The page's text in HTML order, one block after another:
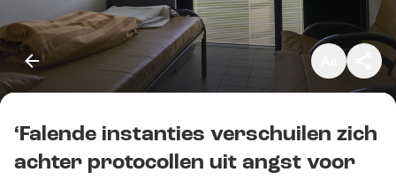
Groot
Kopieer link
‘Falende instanties verschuilen zich
achter protocollen uit angst voor